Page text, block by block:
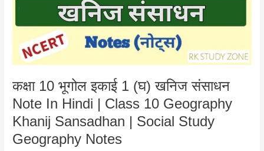
कक्षा 10 भूगोल इकाई 1 (घ) खनिज संसाधन
Note In Hindi | Class 10 Geography
Khanij Sansadhan | Social Study
Geography Notes
संसाधन
Note
In
Hindi
Class
10
Geography
Sansadhan